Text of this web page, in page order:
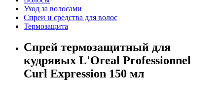
Уход за волосами
Спреи и средства для волос
Термозащита
Спрей термозащитный для
кудрявых L'Oreal Professionnel
Curl Expression 150 мл